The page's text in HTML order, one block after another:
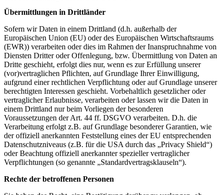
Übermittlungen in Drittländer
Sofern wir Daten in einem Drittland (d.h. außerhalb der
Europäischen Union (EU) oder des Europäischen Wirtschaftsraums
(EWR)) verarbeiten oder dies im Rahmen der Inanspruchnahme von
Diensten Dritter oder Offenlegung, bzw. Übermittlung von Daten an
Dritte geschieht, erfolgt dies nur, wenn es zur Erfüllung unserer
(vor)vertraglichen Pflichten, auf Grundlage Ihrer Einwilligung,
aufgrund einer rechtlichen Verpflichtung oder auf Grundlage unserer
berechtigten Interessen geschieht. Vorbehaltlich gesetzlicher oder
vertraglicher Erlaubnisse, verarbeiten oder lassen wir die Daten in
einem Drittland nur beim Vorliegen der besonderen
Voraussetzungen der Art. 44 ff. DSGVO verarbeiten. D.h. die
Verarbeitung erfolgt z.B. auf Grundlage besonderer Garantien, wie
der offiziell anerkannten Feststellung eines der EU entsprechenden
Datenschutzniveaus (z.B. für die USA durch das „Privacy Shield“)
oder Beachtung offiziell anerkannter spezieller vertraglicher
Verpflichtungen (so genannte „Standardvertragsklauseln“).
Rechte der betroffenen Personen